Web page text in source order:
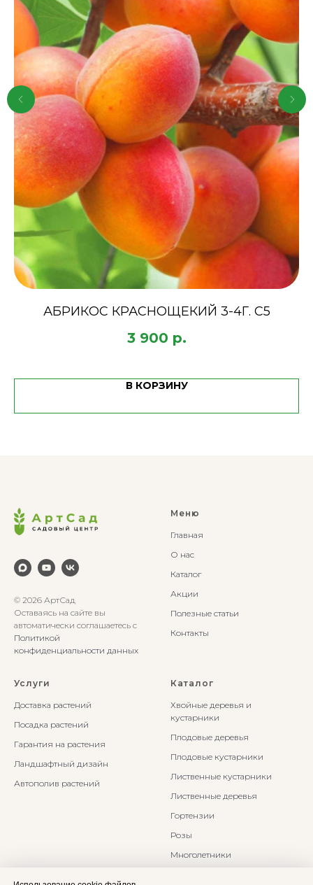
АБРИКОС КРАСНОЩЕКИЙ 3-4Г. С5
3 900 р.
В КОРЗИНУ
© 2026 АртСад
Оставаясь на сайте вы
автоматически соглашаетесь с
Политикой
конфиденциальности данных
Меню
Главная
О нас
Каталог
Акции
Полезные статьи
Контакты
Услуги
Доставка растений
Посадка растений
Гарантия на растения
Ландшафтный дизайн
Автополив растений
Каталог
Хвойные деревья и
кустарники
Плодовые деревья
Плодовые кустарники
Лиственные кустарники
Лиственные деревья
Гортензии
Розы
Многолетники